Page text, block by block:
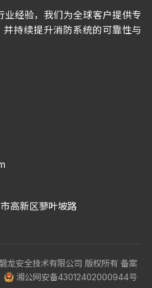
经验，我们为全球客户提供专
持续提升消防系统的可靠性与
高新区蓼叶坡路
安全技术有限公司 版权所有 备案
湘公网安备43012402000944号